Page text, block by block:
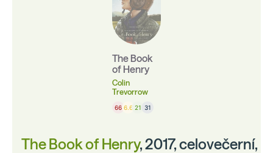
The Book
of Henry
Colin
Trevorrow
66 6.6 21 31
The Book of Henry, 2017, celovečerní,